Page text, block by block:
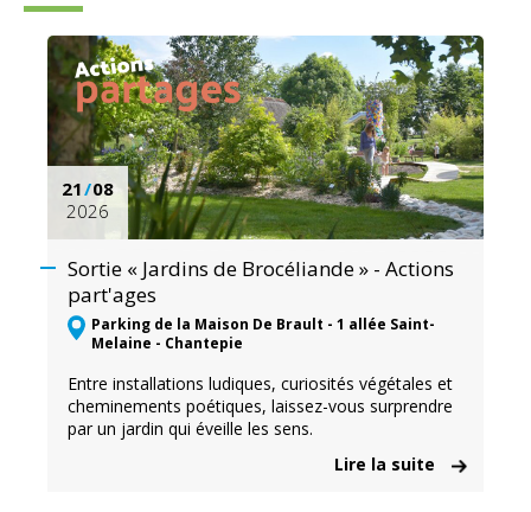
21/08
2026
Sortie « Jardins de Brocéliande » - Actions
part'ages
Parking de la Maison De Brault - 1 allée Saint-
Melaine - Chantepie
Entre installations ludiques, curiosités végétales et
cheminements poétiques, laissez-vous surprendre
par un jardin qui éveille les sens.
Lire la suite